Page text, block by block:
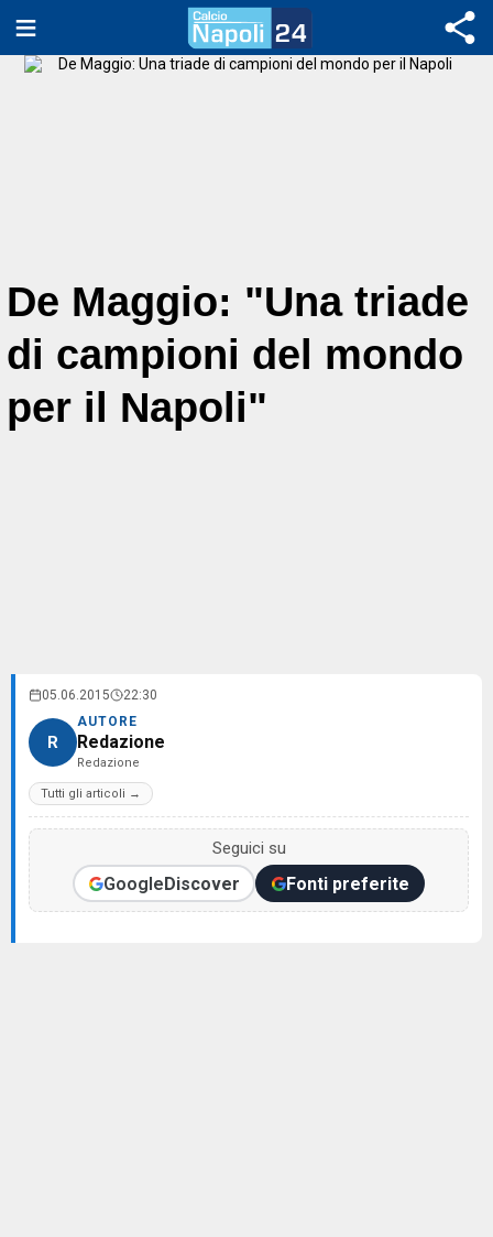
De Maggio: "Una triade
di campioni del mondo
per il Napoli"
05.06.2015 22:30
R
AUTORE
Redazione
Redazione
Tutti gli articoli →
Seguici su
GoogleDiscover Fonti preferite